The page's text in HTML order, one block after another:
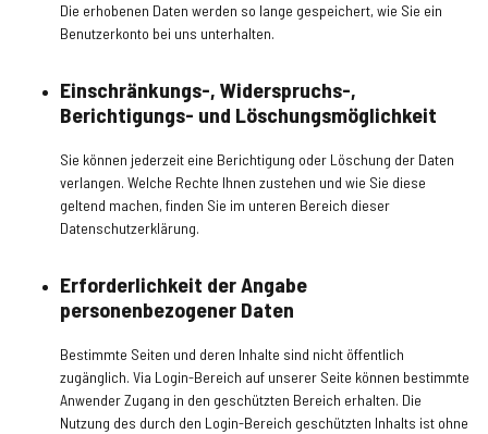
Die erhobenen Daten werden so lange gespeichert, wie Sie ein
Benutzerkonto bei uns unterhalten.
Einschränkungs-, Widerspruchs-,
Berichtigungs- und Löschungsmöglichkeit
Sie können jederzeit eine Berichtigung oder Löschung der Daten
verlangen. Welche Rechte Ihnen zustehen und wie Sie diese
geltend machen, finden Sie im unteren Bereich dieser
Datenschutzerklärung.
Erforderlichkeit der Angabe
personenbezogener Daten
Bestimmte Seiten und deren Inhalte sind nicht öffentlich
zugänglich. Via Login-Bereich auf unserer Seite können bestimmte
Anwender Zugang in den geschützten Bereich erhalten. Die
Nutzung des durch den Login-Bereich geschützten Inhalts ist ohne